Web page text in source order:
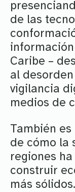
de las
Caribe –
al
vigilancia
medios de
También
de cómo la
regiones
construir
más sólidos.